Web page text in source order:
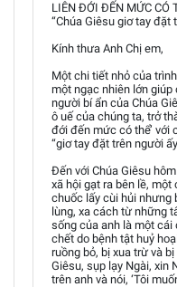
LIÊN ĐỚI ĐẾN MỨC CÓ
“Chúa Giêsu giơ tay đặt
Kính thưa Anh Chị em,
Một chi tiết nhỏ của
một ngạc nhiên lớn
người bí ẩn của Chúa
ô uế của chúng ta, trở
đới đến mức có thể’ với
“giơ tay đặt trên người ấy
Đến với Chúa Giêsu
xã hội gạt ra bên lề, một
chuốc lấy cùi hủi nhưng
lùng, xa cách từ những
sống của anh là một
chết do bệnh tật huỷ
ruồng bỏ, bị xua trừ và
Giêsu, sụp lạy Ngài, xin
trên anh và nói, ‘Tôi